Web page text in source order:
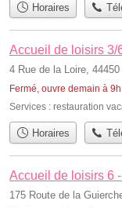
Horaires
Accueil de loisirs
4 Rue de la Loire,
Fermé, ouvre demain à 9h
Services : restauration
Horaires
Accueil de loisirs 6
175 Route de la